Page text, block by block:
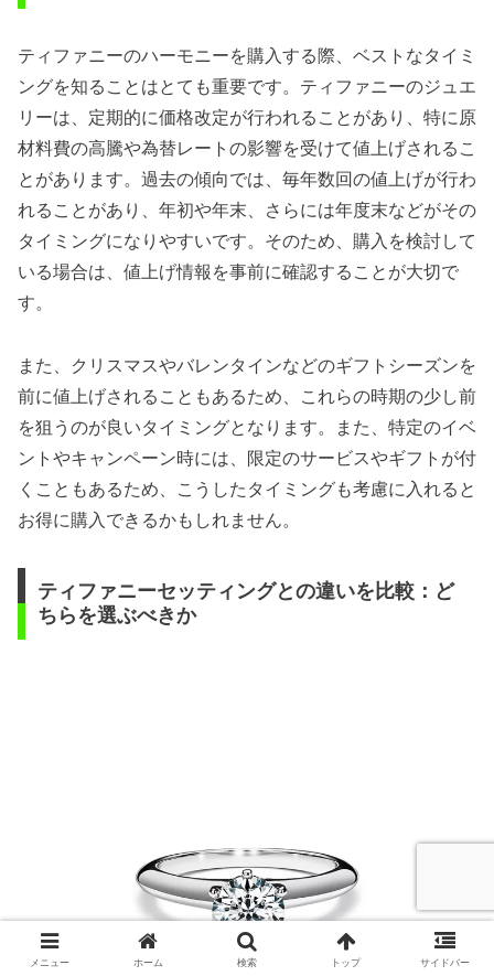
ティファニーのハーモニーを購入する際、ベストなタイミ
ングを知ることはとても重要です。ティファニーのジュエ
リーは、定期的に価格改定が行われることがあり、特に原
材料費の高騰や為替レートの影響を受けて値上げされるこ
とがあります。過去の傾向では、毎年数回の値上げが行わ
れることがあり、年初や年末、さらには年度末などがその
タイミングになりやすいです。そのため、購入を検討して
いる場合は、値上げ情報を事前に確認することが大切で
す。
また、クリスマスやバレンタインなどのギフトシーズンを
前に値上げされることもあるため、これらの時期の少し前
を狙うのが良いタイミングとなります。また、特定のイベ
ントやキャンペーン時には、限定のサービスやギフトが付
くこともあるため、こうしたタイミングも考慮に入れると
お得に購入できるかもしれません。
ティファニーセッティングとの違いを比較：ど
ちらを選ぶべきか
メニュー ホーム 検索 トップ サイドバー